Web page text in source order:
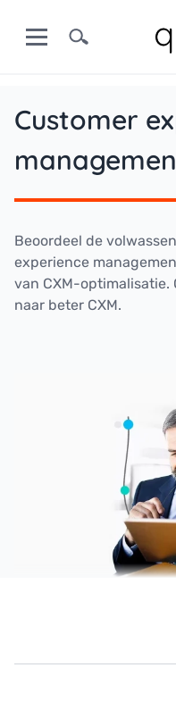
Customer
Beoordeel de
experience
van CXM-
naar beter CXM.